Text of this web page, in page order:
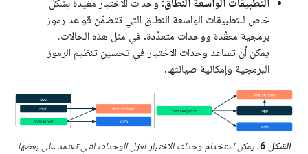
التطبيقات الواسعة النطاق: وحدات الاختبار مفيدة بشكل
خاص للتطبيقات الواسعة النطاق التي تتضمّن قواعد رموز
برمجية معقّدة ووحدات متعدّدة. في مثل هذه الحالات،
يمكن أن تساعد وحدات الاختبار في تحسين تنظيم الرموز
البرمجية وإمكانية صيانتها.
الشكل 6 . يمكن استخدام وحدات الاختبار لعزل الوحدات التي تعتمد على بعضها